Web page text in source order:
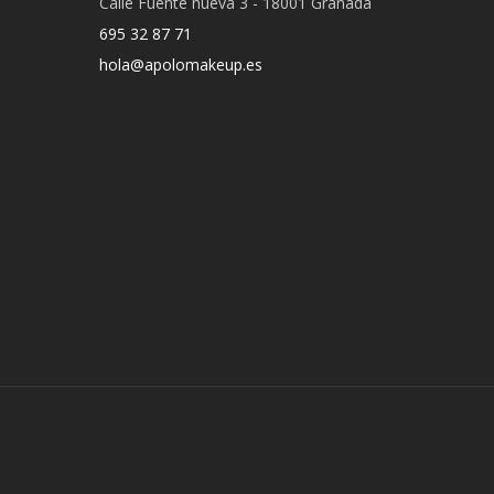
695 32 87 71
hola@apolomakeup.es